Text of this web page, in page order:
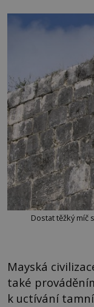
Dostat těžký
Mayská
také
k uctívání